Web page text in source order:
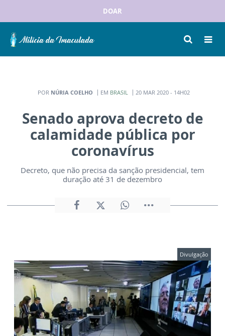
DOAR
POR NÚRIA COELHO EM BRASIL 20 MAR 2020 - 14H02
Senado aprova decreto de
calamidade pública por
coronavírus
Decreto, que não precisa da sanção presidencial, tem
duração até 31 de dezembro
Divulgação